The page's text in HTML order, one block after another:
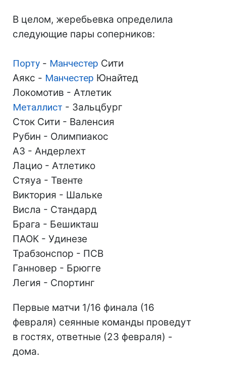
В целом, жеребьевка определила
следующие пары соперников:
Порту - Манчестер Сити
Аякс - Манчестер Юнайтед
Локомотив - Атлетик
Металлист - Зальцбург
Сток Сити - Валенсия
Рубин - Олимпиакос
АЗ - Андерлехт
Лацио - Атлетико
Стяуа - Твенте
Виктория - Шальке
Висла - Стандард
Брага - Бешикташ
ПАОК - Удинезе
Трабзонспор - ПСВ
Ганновер - Брюгге
Легия - Спортинг
Первые матчи 1/16 финала (16
февраля) сеянные команды проведут
в гостях, ответные (23 февраля) -
дома.